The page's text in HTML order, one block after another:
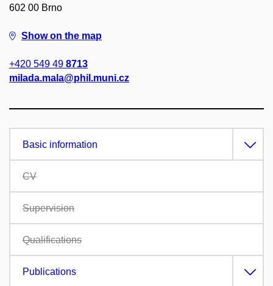
602 00 Brno
Show on the map
+420 549 49 8713
milada.mala@phil.muni.cz
Basic information
CV
Supervision
Qualifications
Publications